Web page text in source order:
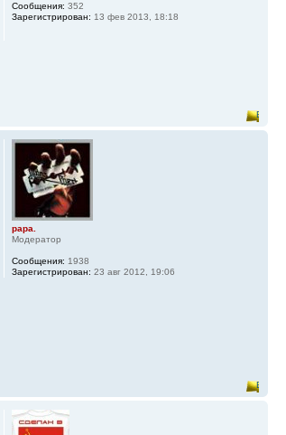
Сообщения: 352
Зарегистрирован: 13 фев 2013, 18:18
papa.
Модератор
Сообщения: 1938
Зарегистрирован: 23 авг 2012, 19:06